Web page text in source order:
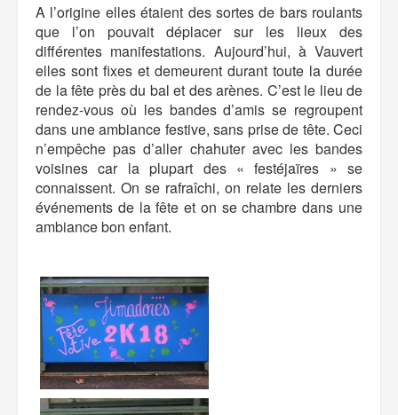
A l’origine elles étaient des sortes de bars roulants
que l’on pouvait déplacer sur les lieux des
différentes manifestations. Aujourd’hui, à Vauvert
elles sont fixes et demeurent durant toute la durée
de la fête près du bal et des arènes. C’est le lieu de
rendez-vous où les bandes d’amis se regroupent
dans une ambiance festive, sans prise de tête. Ceci
n’empêche pas d’aller chahuter avec les bandes
voisines car la plupart des « festéjaïres » se
connaissent. On se rafraîchi, on relate les derniers
événements de la fête et on se chambre dans une
ambiance bon enfant.